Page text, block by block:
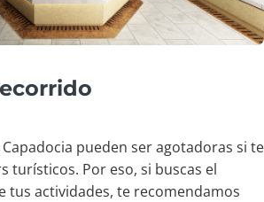
pueden ser agotadoras si te
turísticos. Por eso, si buscas el
tus actividades, te recomendamos